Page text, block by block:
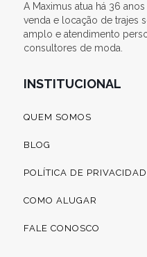
A Maximus atua há 36
venda e locação de trajes
amplo e atendimento
consultores de moda.
INSTITUCIONAL
QUEM SOMOS
BLOG
POLÍTICA DE
COMO ALUGAR
FALE CONOSCO